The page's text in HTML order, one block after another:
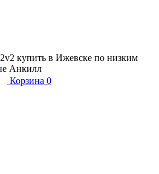
купить в Ижевске по низким
Анкилл
Корзина 0